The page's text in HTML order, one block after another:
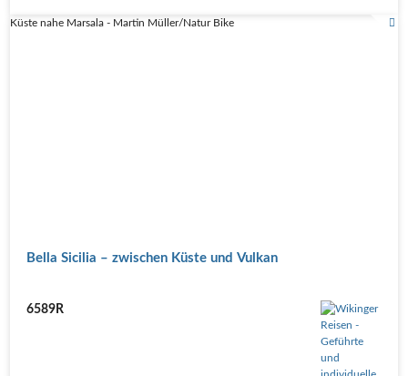
Küste nahe Marsala - Martin Müller/Natur Bike
Bella Sicilia – zwischen Küste und Vulkan
6589R